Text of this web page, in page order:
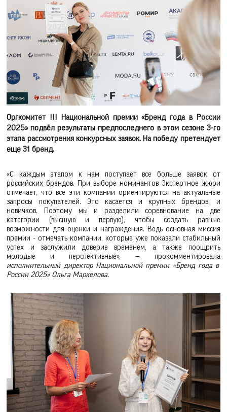
Оргкомитет III Национальной премии «Бренд года в России
2025» подвёл результаты предпоследнего в этом сезоне 3-го
этапа рассмотрения конкурсных заявок. На победу претендует
еще 31 бренд.
«С каждым этапом к нам поступает все больше заявок от
российских брендов. При выборе номинантов Экспертное жюри
отмечает, что все эти компании ориентируются на актуальные
запросы покупателей. Это касается и крупных брендов, и
новичков. Поэтому мы и разделили соревнование на две
категории (высшую и первую), чтобы создать равные
возможности для оценки и награждения. Ведь основная миссия
премии - отмечать компании, которые уже показали стабильный
успех и заслужили доверие временем, а также поощрить
молодые и перспективные», — прокомментировала
исполнительный директор Национальной премии «Бренд года в
России 2025» Ольга Маркелова.